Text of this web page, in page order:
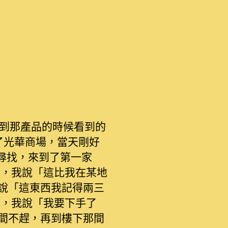
那產品的時候看到的
華商場，當天剛好
找，來到了第一家
我說「這比我在某地
「這東西我記得兩三
我說「我要下手了
不趕，再到樓下那間